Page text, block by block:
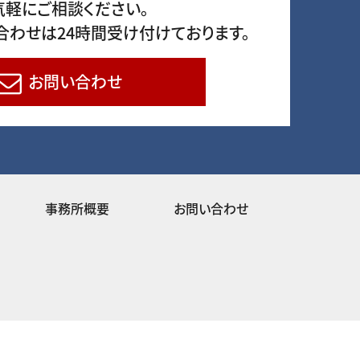
にご相談ください。
わせは24時間受け付けております。
お問い合わせ
事務所概要 お問い合わせ